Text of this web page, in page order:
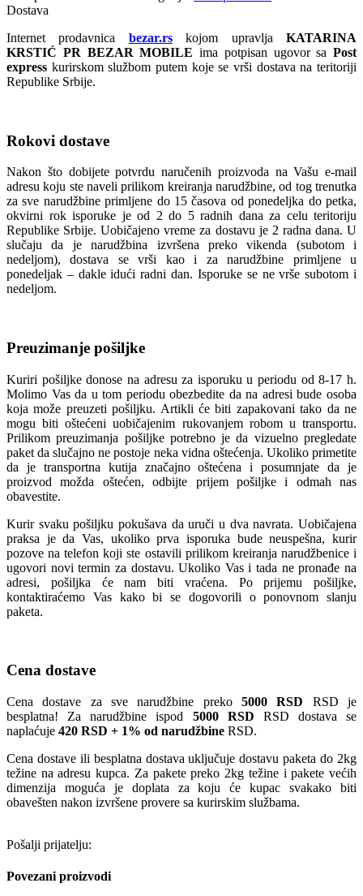
Dostava
Internet prodavnica bezar.rskojom upravljaKATARINA
KRSTIĆ PR BEZAR MOBILE ima potpisan ugovor sa Post
express kurirskom službom putem koje se vrši dostava na teritoriji
Republike Srbije.
Rokovi dostave
Nakon što dobijete potvrdu naručenih proizvoda na Vašu e-mail
adresu koju ste naveli prilikom kreiranja narudžbine, od tog trenutka
za sve narudžbine primljene do 15 časova od ponedeljka do petka,
okvirni rok isporuke je od 2 do 5 radnih dana za celu teritoriju
Republike Srbije. Uobičajeno vreme za dostavu je 2 radna dana. U
slučaju da je narudžbina izvršena preko vikenda (subotom i
nedeljom), dostava se vrši kao i za narudžbine primljene u
ponedeljak – dakle idući radni dan. Isporuke se ne vrše subotom i
nedeljom.
Preuzimanje pošiljke
Kuriri pošiljke donose na adresu za isporuku u periodu od 8-17 h.
Molimo Vas da u tom periodu obezbedite da na adresi bude osoba
koja može preuzeti pošiljku. Artikli će biti zapakovani tako da ne
mogu biti oštećeni uobičajenim rukovanjem robom u transportu.
Prilikom preuzimanja pošiljke potrebno je da vizuelno pregledate
paket da slučajno ne postoje neka vidna oštećenja. Ukoliko primetite
da je transportna kutija značajno oštećena i posumnjate da je
proizvod možda oštećen, odbijte prijem pošiljke i odmah nas
obavestite.
Kurir svaku pošiljku pokušava da uruči u dva navrata. Uobičajena
praksa je da Vas, ukoliko prva isporuka bude neuspešna, kurir
pozove na telefon koji ste ostavili prilikom kreiranja narudžbenice i
ugovori novi termin za dostavu. Ukoliko Vas i tada ne pronađe na
adresi, pošiljka će nam biti vraćena. Po prijemu pošiljke,
kontaktiraćemo Vas kako bi se dogovorili o ponovnom slanju
paketa.
Cena dostave
Cena dostave za sve narudžbine preko 5000 RSD RSD je
besplatna! Za narudžbine ispod 5000 RSD RSD dostava se
naplaćuje 420 RSD + 1% od narudžbine RSD.
Cena dostave ili besplatna dostava uključuje dostavu paketa do 2kg
težine na adresu kupca. Za pakete preko 2kg težine i pakete većih
dimenzija moguća je doplata za koju će kupac svakako biti
obavešten nakon izvršene provere sa kurirskim službama.
Pošalji prijatelju:
Povezani proizvodi